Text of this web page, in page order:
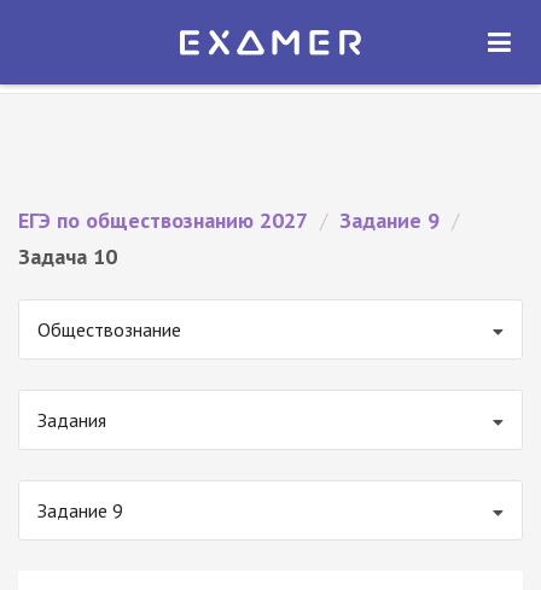
Экзамер — ЕГЭ 2027
ОТКРЫТЬ
ЕГЭ по обществознанию 2027 / Задание 9 /
Задача 10
Обществознание
Задания
Задание 9